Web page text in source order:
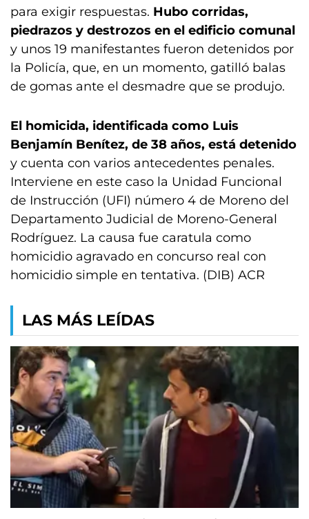
para exigir respuestas. Hubo corridas,
piedrazos y destrozos en el edificio comunal
y unos 19 manifestantes fueron detenidos por
la Policía, que, en un momento, gatilló balas
de gomas ante el desmadre que se produjo.
El homicida, identificada como Luis
Benjamín Benítez, de 38 años, está detenido
y cuenta con varios antecedentes penales.
Interviene en este caso la Unidad Funcional
de Instrucción (UFI) número 4 de Moreno del
Departamento Judicial de Moreno-General
Rodríguez. La causa fue caratula como
homicidio agravado en concurso real con
homicidio simple en tentativa. (DIB) ACR
LAS MÁS LEÍDAS